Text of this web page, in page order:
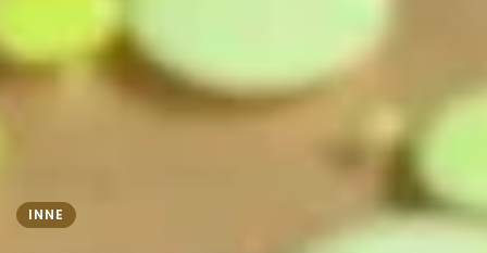
INNE